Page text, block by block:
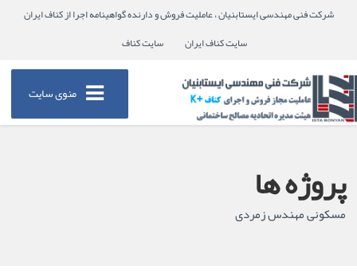
شرکت فنی مهندسی ایستابنیان ، عاملیت فروش و دارنده گواهینامه اجرا از کناف ایران
سایت کناف ایران
سایت کناف
منوی سایت
پروژه ها
مسکونی مهندس زمردی